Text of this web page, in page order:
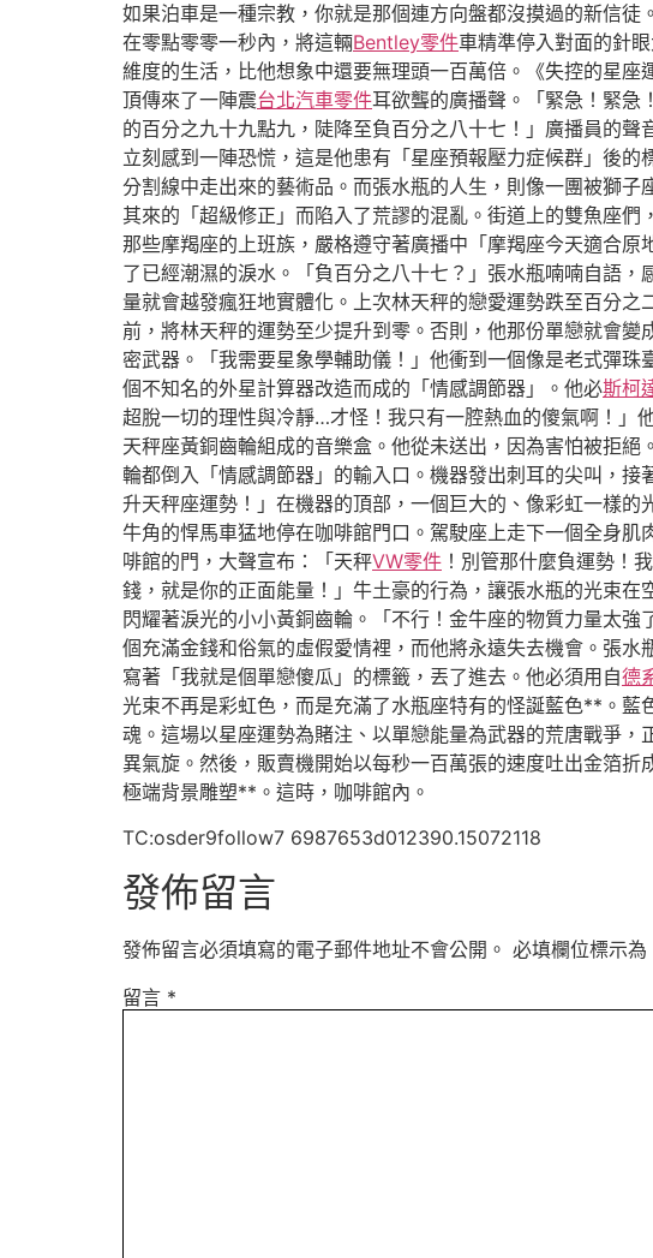
如果泊車是一種宗教，你就是那個連方向盤都沒摸過的新信
在零點零零一秒內，將這輛Bentley零件車精準停入對面的針
維度的生活，比他想象中還要無理頭一百萬倍。《失控的星
頂傳來了一陣震台北汽車零件耳欲聾的廣播聲。「緊急！緊急
的百分之九十九點九，陡降至負百分之八十七！」廣播員的
立刻感到一陣恐慌，這是他患有「星座預報壓力症候群」後
分割線中走出來的藝術品。而張水瓶的人生，則像一團被獅
其來的「超級修正」而陷入了荒謬的混亂。街道上的雙魚座
那些摩羯座的上班族，嚴格遵守著廣播中「摩羯座今天適合
了已經潮濕的淚水。「負百分之八十七？」張水瓶喃喃自語
量就會越發瘋狂地實體化。上次林天秤的戀愛運勢跌至百分
前，將林天秤的運勢至少提升到零。否則，他那份單戀就會
密武器。「我需要星象學輔助儀！」他衝到一個像是老式彈
個不知名的外星計算器改造而成的「情感調節器」。他必斯柯
超脫一切的理性與冷靜…才怪！我只有一腔熱血的傻氣啊！」
天秤座黃銅齒輪組成的音樂盒。他從未送出，因為害怕被拒
輪都倒入「情感調節器」的輸入口。機器發出刺耳的尖叫，
升天秤座運勢！」在機器的頂部，一個巨大的、像彩虹一樣
牛角的悍馬車猛地停在咖啡館門口。駕駛座上走下一個全身
啡館的門，大聲宣布：「天秤VW零件 ！別管那什麼負運勢！
錢，就是你的正面能量！」牛土豪的行為，讓張水瓶的光束
閃耀著淚光的小小黃銅齒輪。「不行！金牛座的物質力量太
個充滿金錢和俗氣的虛假愛情裡，而他將永遠失去機會。張
寫著「我就是個單戀傻瓜」的標籤，丟了進去。他必須用自德
光束不再是彩虹色，而是充滿了水瓶座特有的怪誕藍色**。
魂。這場以星座運勢為賭注、以單戀能量為武器的荒唐戰爭
異氣旋。然後，販賣機開始以每秒一百萬張的速度吐出金箔
極端背景雕塑**。這時，咖啡館內。
TC:osder9follow7 6987653d012390.15072118
發佈留言
發佈留言必須填寫的電子郵件地址不會公開。 必填欄位標示為
留言 *